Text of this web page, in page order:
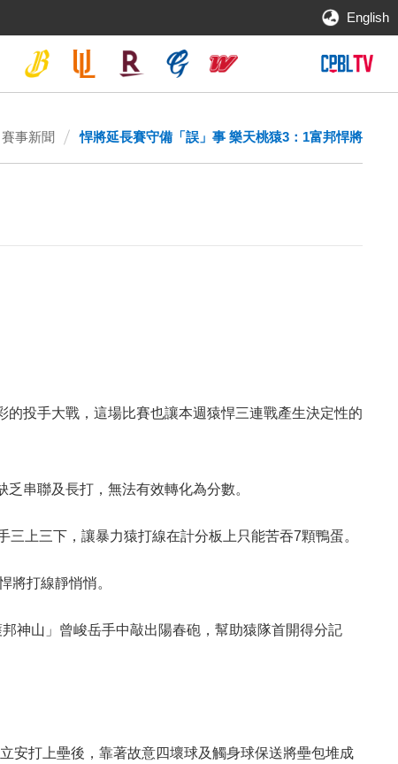
English
賽事新聞 悍將延長賽守備「誤」事 樂天桃猿3：1富邦悍將
投手大戰，這場比賽也讓本週猿悍三連戰產生決定性的
串聯及長打，無法有效轉化為分數。
三上三下，讓暴力猿打線在計分板上只能苦吞7顆鴨蛋。
將打線靜悄悄。
神山」曾峻岳手中敲出陽春砲，幫助猿隊首開得分記
安打上壘後，靠著故意四壞球及觸身球保送將壘包堆成